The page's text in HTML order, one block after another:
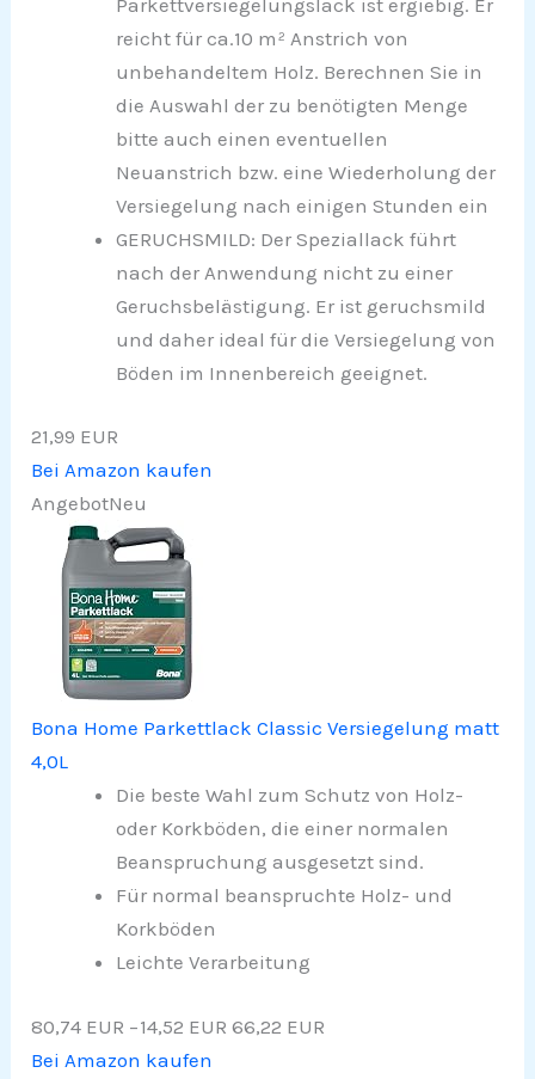
reicht für ca.10 m² Anstrich von
unbehandeltem Holz. Berechnen Sie in
die Auswahl der zu benötigten Menge
bitte auch einen eventuellen
Neuanstrich bzw. eine Wiederholung der
Versiegelung nach einigen Stunden ein
GERUCHSMILD: Der Speziallack führt
nach der Anwendung nicht zu einer
Geruchsbelästigung. Er ist geruchsmild
und daher ideal für die Versiegelung von
Böden im Innenbereich geeignet.
21,99 EUR
Bei Amazon kaufen
AngebotNeu
Bona Home Parkettlack Classic Versiegelung matt
4,0L
Die beste Wahl zum Schutz von Holz-
oder Korkböden, die einer normalen
Beanspruchung ausgesetzt sind.
Für normal beanspruchte Holz- und
Korkböden
Leichte Verarbeitung
80,74 EUR −14,52 EUR 66,22 EUR
Bei Amazon kaufen